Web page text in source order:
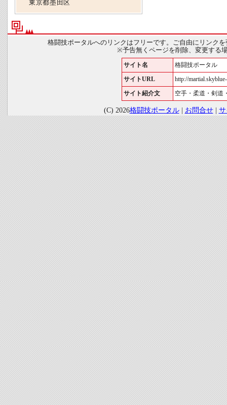
東京都墨田区
格闘技ポータルへのリンクはフリーです。ご自由にリンク
※予告無くページを削除、変更する
サイト名 格闘技ポータル
サイトURL http://
サイト紹介文 空手・柔道・剣道
(C) 2026格闘技ポータル| お問合せ|